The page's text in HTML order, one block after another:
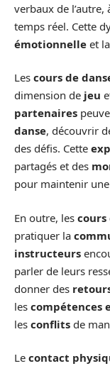
verbaux de l’autre,
temps réel. Cette
émotionnelle et la
Les cours de
dimension de jeu
partenaires
danse, découvrir
des défis. Cette
partagés et des
pour maintenir une
En outre, les cours
pratiquer la
instructeurs
parler de leurs
donner des
les compétences
les conflits de
Le contact